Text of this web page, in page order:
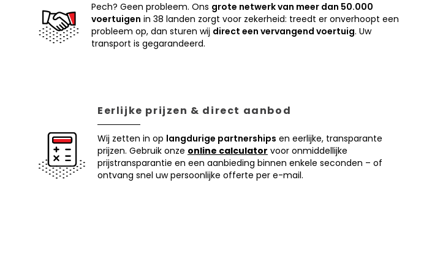
Pech? Geen probleem. Ons grote netwerk van meer dan 50.000
voertuigen in 38 landen zorgt voor zekerheid: treedt er onverhoopt een
probleem op, dan sturen wij direct een vervangend voertuig. Uw
transport is gegarandeerd.
Eerlijke prijzen & direct aanbod
Wij zetten in op langdurige partnerships en eerlijke, transparante
prijzen. Gebruik onze online calculator voor onmiddellijke
prijstransparantie en een aanbieding binnen enkele seconden – of
ontvang snel uw persoonlijke offerte per e-mail.